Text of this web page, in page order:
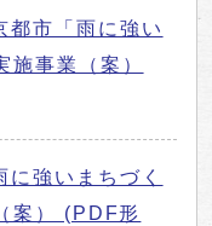
市「雨に強い
施事業（案）
強いまちづく
案） (PDF形